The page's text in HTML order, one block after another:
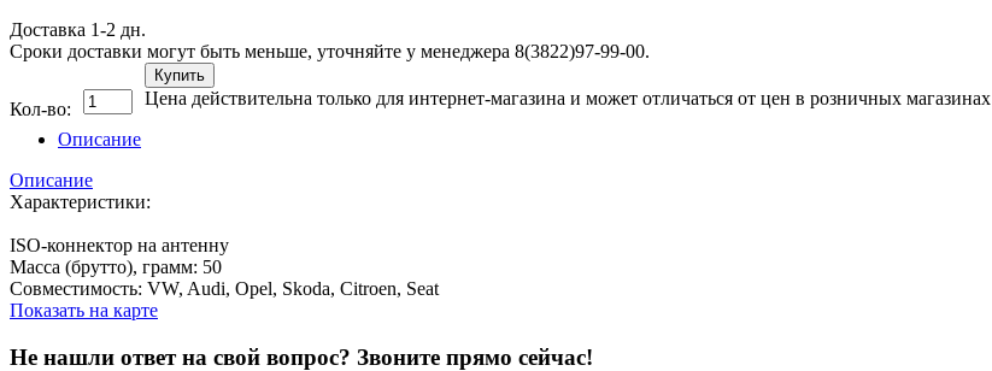
Доставка 1-2 дн.
Сроки доставки могут быть меньше, уточняйте у менеджера 8(3822)97-99-00.
Кол-во:
Купить
Цена действительна только для интернет-магазина и может отличаться от цен в розничных магазинах
Описание
Описание
Характеристики:
ISO-коннектор на антенну
Масса (брутто), грамм: 50
Совместимость: VW, Audi, Opel, Skoda, Citroen, Seat
Показать на карте
Не нашли ответ на свой вопрос? Звоните прямо сейчас!